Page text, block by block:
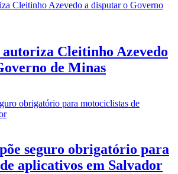
Cleitinho Azevedo
de Minas
seguro obrigatório para
aplicativos em Salvador